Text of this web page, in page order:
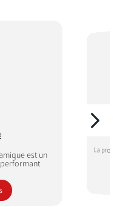
PRODUCTION D'ÉNERGIE
d'énergie grâce aux système
solaire photovoltaïque